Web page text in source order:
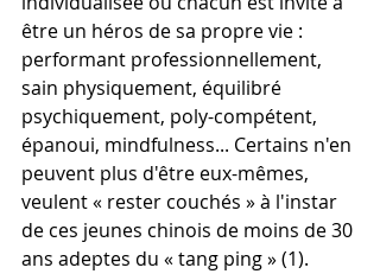
être un héros de sa propre vie :
performant professionnellement,
sain physiquement, équilibré
psychiquement, poly-compétent,
épanoui, mindfulness... Certains n'en
peuvent plus d'être eux-mêmes,
veulent « rester couchés » à l'instar
de ces jeunes chinois de moins de 30
ans adeptes du « tang ping » (1).